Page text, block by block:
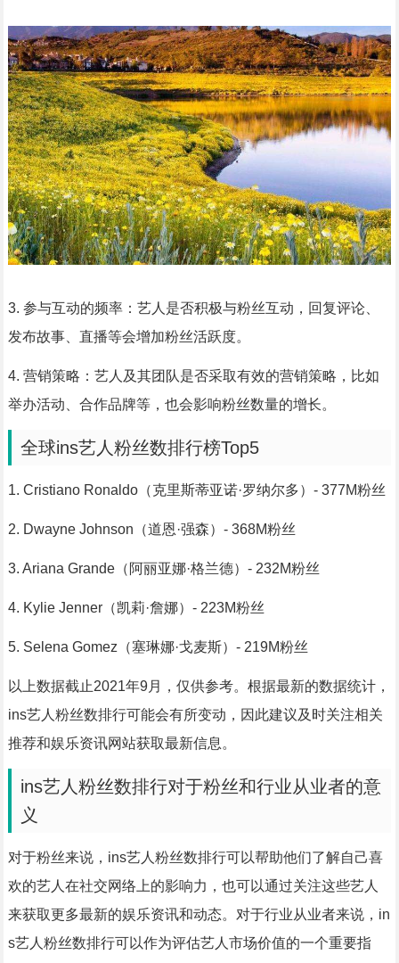
3. 参与互动的频率：艺人是否积极与粉丝互动，回复评论、
发布故事、直播等会增加粉丝活跃度。
4. 营销策略：艺人及其团队是否采取有效的营销策略，比如
举办活动、合作品牌等，也会影响粉丝数量的增长。
全球ins艺人粉丝数排行榜Top5
1. Cristiano Ronaldo（克里斯蒂亚诺·罗纳尔多）- 377M粉丝
2. Dwayne Johnson（道恩·强森）- 368M粉丝
3. Ariana Grande（阿丽亚娜·格兰德）- 232M粉丝
4. Kylie Jenner（凯莉·詹娜）- 223M粉丝
5. Selena Gomez（塞琳娜·戈麦斯）- 219M粉丝
以上数据截止2021年9月，仅供参考。根据最新的数据统计，
ins艺人粉丝数排行可能会有所变动，因此建议及时关注相关
推荐和娱乐资讯网站获取最新信息。
ins艺人粉丝数排行对于粉丝和行业从业者的意
义
对于粉丝来说，ins艺人粉丝数排行可以帮助他们了解自己喜
欢的艺人在社交网络上的影响力，也可以通过关注这些艺人
来获取更多最新的娱乐资讯和动态。对于行业从业者来说，in
s艺人粉丝数排行可以作为评估艺人市场价值的一个重要指